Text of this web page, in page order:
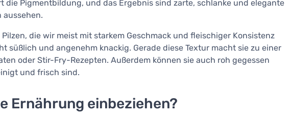
die Pigmentbildung, und das Ergebnis sind zarte, schlanke und elegante
aussehen.
die wir meist mit starkem Geschmack und fleischiger Konsistenz
süßlich und angenehm knackig. Gerade diese Textur macht sie zu einer
oder Stir-Fry-Rezepten. Außerdem können sie auch roh gegessen
und frisch sind.
Ernährung einbeziehen?